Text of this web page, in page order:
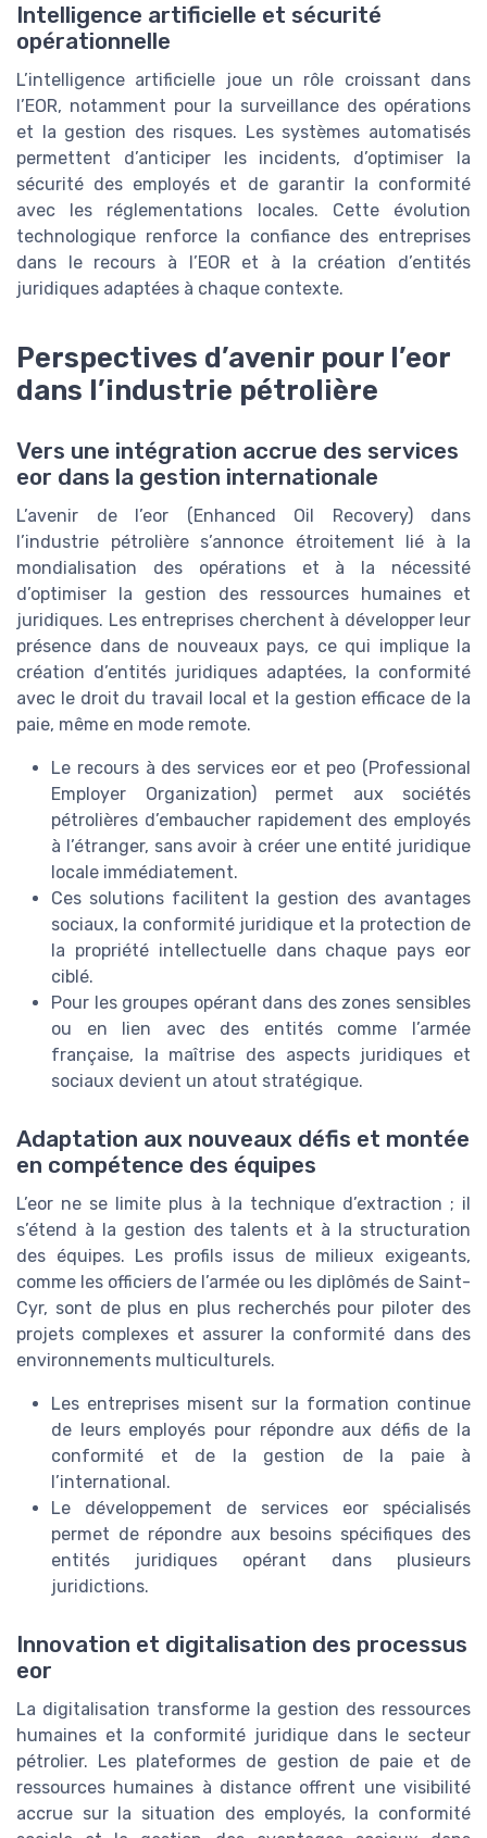
Intelligence artificielle et sécurité
opérationnelle
L’intelligence artificielle joue un rôle croissant dans
l’EOR, notamment pour la surveillance des opérations
et la gestion des risques. Les systèmes automatisés
permettent d’anticiper les incidents, d’optimiser la
sécurité des employés et de garantir la conformité
avec les réglementations locales. Cette évolution
technologique renforce la confiance des entreprises
dans le recours à l’EOR et à la création d’entités
juridiques adaptées à chaque contexte.
Perspectives d’avenir pour l’eor
dans l’industrie pétrolière
Vers une intégration accrue des services
eor dans la gestion internationale
L’avenir de l’eor (Enhanced Oil Recovery) dans
l’industrie pétrolière s’annonce étroitement lié à la
mondialisation des opérations et à la nécessité
d’optimiser la gestion des ressources humaines et
juridiques. Les entreprises cherchent à développer leur
présence dans de nouveaux pays, ce qui implique la
création d’entités juridiques adaptées, la conformité
avec le droit du travail local et la gestion efficace de la
paie, même en mode remote.
Le recours à des services eor et peo (Professional
Employer Organization) permet aux sociétés
pétrolières d’embaucher rapidement des employés
à l’étranger, sans avoir à créer une entité juridique
locale immédiatement.
Ces solutions facilitent la gestion des avantages
sociaux, la conformité juridique et la protection de
la propriété intellectuelle dans chaque pays eor
ciblé.
Pour les groupes opérant dans des zones sensibles
ou en lien avec des entités comme l’armée
française, la maîtrise des aspects juridiques et
sociaux devient un atout stratégique.
Adaptation aux nouveaux défis et montée
en compétence des équipes
L’eor ne se limite plus à la technique d’extraction ; il
s’étend à la gestion des talents et à la structuration
des équipes. Les profils issus de milieux exigeants,
comme les officiers de l’armée ou les diplômés de Saint-
Cyr, sont de plus en plus recherchés pour piloter des
projets complexes et assurer la conformité dans des
environnements multiculturels.
Les entreprises misent sur la formation continue
de leurs employés pour répondre aux défis de la
conformité et de la gestion de la paie à
l’international.
Le développement de services eor spécialisés
permet de répondre aux besoins spécifiques des
entités juridiques opérant dans plusieurs
juridictions.
Innovation et digitalisation des processus
eor
La digitalisation transforme la gestion des ressources
humaines et la conformité juridique dans le secteur
pétrolier. Les plateformes de gestion de paie et de
ressources humaines à distance offrent une visibilité
accrue sur la situation des employés, la conformité